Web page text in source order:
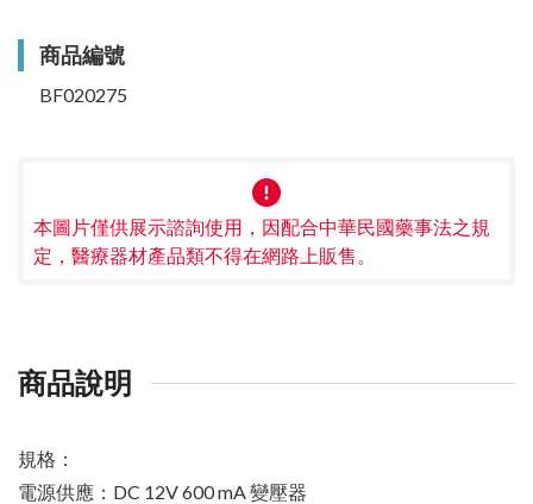
商品編號
BF020275
本圖片僅供展示諮詢使用，因配合中華民國藥事法之規
定，醫療器材產品類不得在網路上販售。
商品說明
規格：
電源供應：DC 12V 600 mA 變壓器